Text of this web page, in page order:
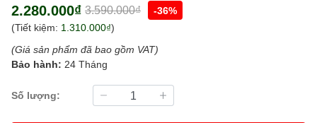
2.280.000₫ 3.590.000₫
-36%
(Tiết kiệm: 1.310.000₫)
(Giá sản phẩm đã bao gồm VAT)
Bảo hành: 24 Tháng
Số lượng: